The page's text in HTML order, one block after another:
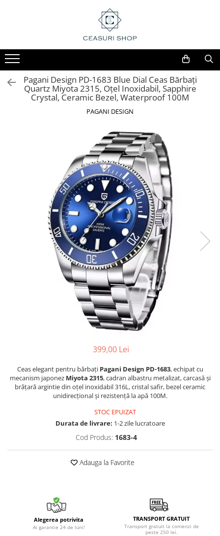
Pagani Design PD-1683 Blue Dial Ceas Bărbați
Quartz Miyota 2315, Oțel Inoxidabil, Sapphire
Crystal, Ceramic Bezel, Waterproof 100M
PAGANI DESIGN
399,00 Lei
Ceas elegant pentru bărbați Pagani Design PD-1683, echipat cu
mecanism japonez Miyota 2315, cadran albastru metalizat, carcasă și
brățară argintie din oțel inoxidabil 316L, cristal safir, bezel ceramic
unidirecțional și rezistență la apă 100M.
STOC EPUIZAT
Durata de livrare: 1-2 zile lucratoare
Cod Produs: 1683-4
Adauga la Favorite
Alegerea potrivita
Ai garantie 24 de luni!
TRANSPORT GRATUIT
Transport gratuit la comenzi de
peste 250 lei.